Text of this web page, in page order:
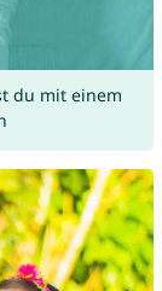
du mit einem